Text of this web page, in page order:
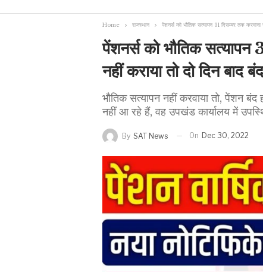
Home राजस्थान पेंशनर्स को भौतिक सत्यापन 31 दिसम्बर तक करवाना
पेंशनर्स को भौतिक सत्यापन
नहीं कराया तो दो दिन बाद
भौतिक सत्यापन नहीं करवाया तो, पेंशन
नहीं आ रहे हैं, वह उपखंड कार्यालय में
By SAT News On Dec 30, 2022